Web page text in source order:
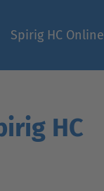
Spirig HC Online
HC